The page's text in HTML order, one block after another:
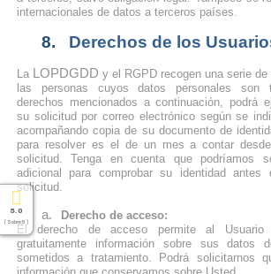
internacionales de datos a terceros países.
8. Derechos de los
La LOPDGDD y el RGPD recogen una serie
las personas cuyos datos personales son
derechos mencionados a continuación, podrá
su solicitud por correo electrónico según se
acompañando copia de su documento de
para resolver es el de un mes a contar
solicitud. Tenga en cuenta que podríamos
adicional para comprobar su identidad
solicitud.
a.
Derecho de acceso:
El derecho de acceso permite al Usuario
gratuitamente información sobre sus datos
sometidos a tratamiento. Podrá solicitarnos
5.0
( Sobre 5 )